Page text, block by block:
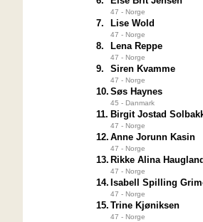
47 - Norge
7. Lise Wold
47 - Norge
8. Lena Reppe
47 - Norge
9. Siren Kvamme
47 - Norge
10. Søs Haynes
45 - Danmark
11. Birgit Jostad
47 - Norge
12. Anne Jorunn Kasin
47 - Norge
13. Rikke Alina
47 - Norge
14. Isabell Spilling
47 - Norge
15. Trine Kjøniksen
47 - Norge